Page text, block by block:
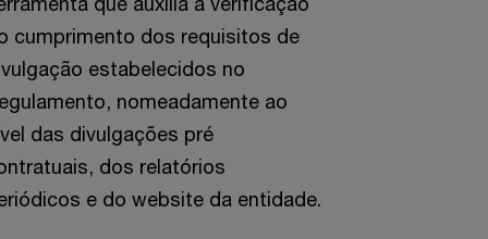
cumprimento dos requisitos de
estabelecidos no
nomeadamente ao
das divulgações pré
dos relatórios
e do website da entidade.